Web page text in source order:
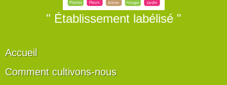
" Établissement labélisé "
Accueil
Comment cultivons-nous